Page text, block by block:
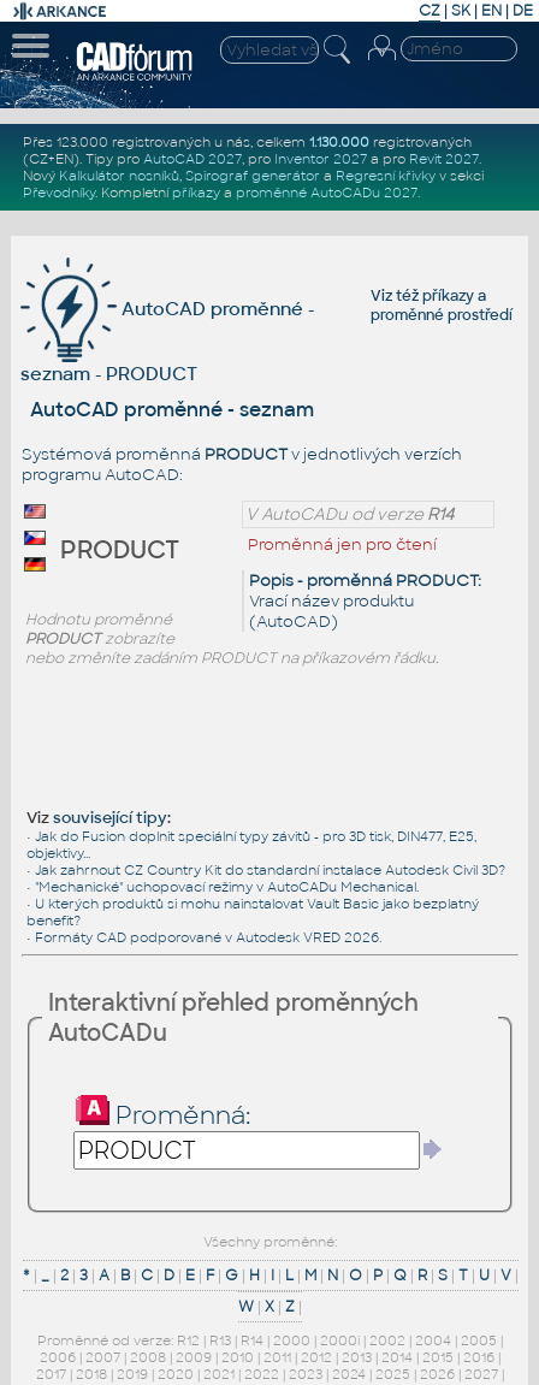
CZ | SK| EN | DE
Přes 123.000 registrovaných u nás, celkem 1.130.000registrovaných
(CZ+EN). Tipy pro AutoCAD 2027, pro Inventor 2027a pro Revit 2027.
Nový Kalkulátor nosníků, Spirograf generátor a Regresní křivkyv sekci
Převodníky. Kompletní příkazya proměnné AutoCADu 2027.
Viz téžpříkazya
proměnné prostředí
AutoCAD proměnné -
seznam - PRODUCT
AutoCAD proměnné - seznam
Systémová proměnná PRODUCTv jednotlivých verzích
programu AutoCAD:
V AutoCADu od verzeR14
Proměnná jen pro čtení
Popis - proměnná PRODUCT:
Vrací název produktu
(AutoCAD)
PRODUCT
Hodnotu proměnné
PRODUCTzobrazíte
nebo změníte zadáním PRODUCT na příkazovém řádku.
Vizsouvisející tipy:
• Jak do Fusion doplnit speciální typy závitů - pro 3D tisk, DIN477, E25,
objektivy...
• Jak zahrnout CZ Country Kit do standardní instalace Autodesk Civil 3D?
• "Mechanické" uchopovací režimy v AutoCADu Mechanical.
• U kterých produktů si mohu nainstalovat Vault Basic jako bezplatný
benefit?
• Formáty CAD podporované v Autodesk VRED 2026.
Interaktivní přehled proměnných
AutoCADu
Proměnná:
Všechny proměnné:
*| _| 2| 3| A| B| C| D| E| F| G| H| I| L| M| N| O| P| Q| R| S| T| U| V|
W | X | Z |
Proměnné od verze: R12 | R13 | R14 | 2000 | 2000i | 2002 | 2004 | 2005 |
2006 | 2007 | 2008 | 2009 | 2010 | 2011 | 2012 | 2013 | 2014 | 2015 | 2016 |
2017 | 2018 | 2019 | 2020 | 2021 | 2022 | 2023 | 2024 | 2025 | 2026 | 2027 |